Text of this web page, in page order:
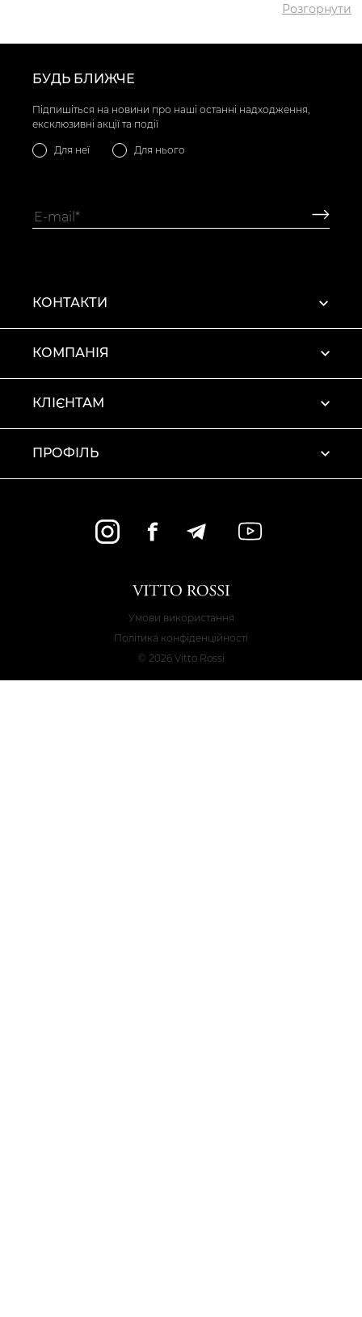
Розгорнути
БУДЬ БЛИЖЧЕ
Підпишіться на новини про наші останні надходження,
ексклюзивні акції та події
Для неї Для нього
КОНТАКТИ
КОМПАНІЯ
КЛІЄНТАМ
ПРОФІЛЬ
Умови використання
Політика конфіденційності
© 2026 Vitto Rossi